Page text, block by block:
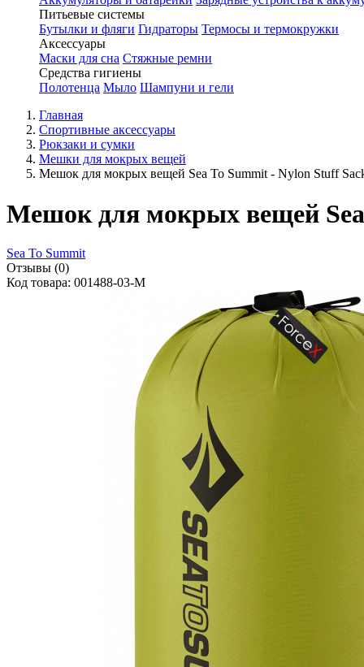
Питьевые системы
Бутылки и фляги Гидраторы Термосы и термокружки
Аксессуары
Маски для сна Стяжные ремни
Средства гигиены
Полотенца Мыло Шампуни и гели
Главная
Спортивные аксессуары
Рюкзаки и сумки
Мешки для мокрых вещей
Мешок для мокрых вещей Sea To Summit - Nylon Stuff
Мешок для мокрых вещей
Sea To Summit
Отзывы (0)
Код товара: 001488-03-M